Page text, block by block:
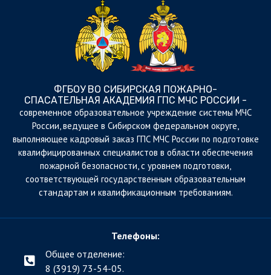
ФГБОУ ВО СИБИРСКАЯ ПОЖАРНО-
СПАСАТЕЛЬНАЯ АКАДЕМИЯ ГПС МЧС РОССИИ -
cовременное образовательное учреждение системы МЧС
России, ведущее в Сибирском федеральном округе,
выполняющее кадровый заказ ГПС МЧС России по подготовке
квалифицированных специалистов в области обеспечения
пожарной безопасности, с уровнем подготовки,
соответствующей государственным образовательным
стандартам и квалификационным требованиям.
Телефоны:
Общее отделение:
8 (3919) 73-54-05.